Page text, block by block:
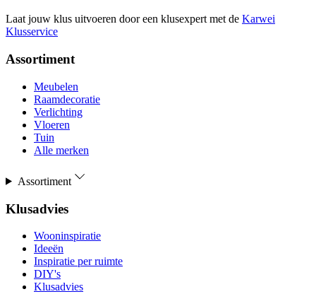
Laat jouw klus uitvoeren door een klusexpert met de Karwei
Klusservice
Assortiment
Meubelen
Raamdecoratie
Verlichting
Vloeren
Tuin
Alle merken
Assortiment
Klusadvies
Wooninspiratie
Ideeën
Inspiratie per ruimte
DIY's
Klusadvies